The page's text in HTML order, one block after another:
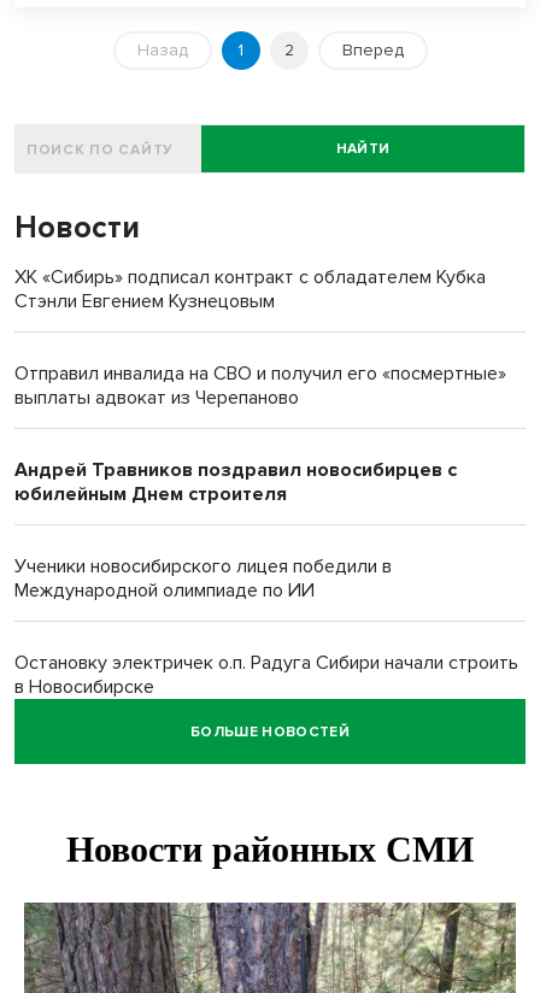
Назад 1 2 Вперед
НАЙТИ
Новости
ХК «Сибирь» подписал контракт с обладателем Кубка
Стэнли Евгением Кузнецовым
Отправил инвалида на СВО и получил его «посмертные»
выплаты адвокат из Черепаново
Андрей Травников поздравил новосибирцев с
юбилейным Днем строителя
Ученики новосибирского лицея победили в
Международной олимпиаде по ИИ
Остановку электричек о.п. Радуга Сибири начали строить
в Новосибирске
БОЛЬШЕ НОВОСТЕЙ